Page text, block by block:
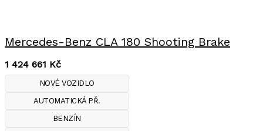
Mercedes-Benz CLA 180 Shooting Brake
1 424 661 Kč
NOVÉ VOZIDLO
AUTOMATICKÁ PŘ.
BENZÍN